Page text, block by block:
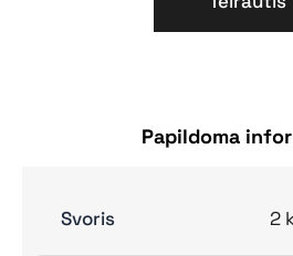
Papildoma
Svoris 2